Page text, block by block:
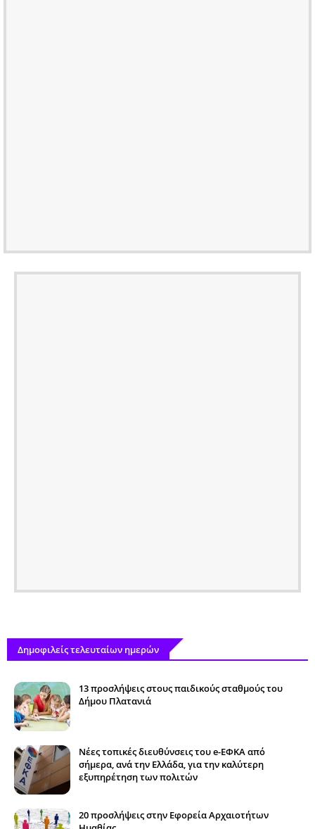
Δημοφιλείς τελευταίων ημερών
13 προσλήψεις στους παιδικούς σταθμούς του
Δήμου Πλατανιά
Νέες τοπικές διευθύνσεις του e-ΕΦΚΑ από
σήμερα, ανά την Ελλάδα, για την καλύτερη
εξυπηρέτηση των πολιτών
20 προσλήψεις στην Εφορεία Αρχαιοτήτων